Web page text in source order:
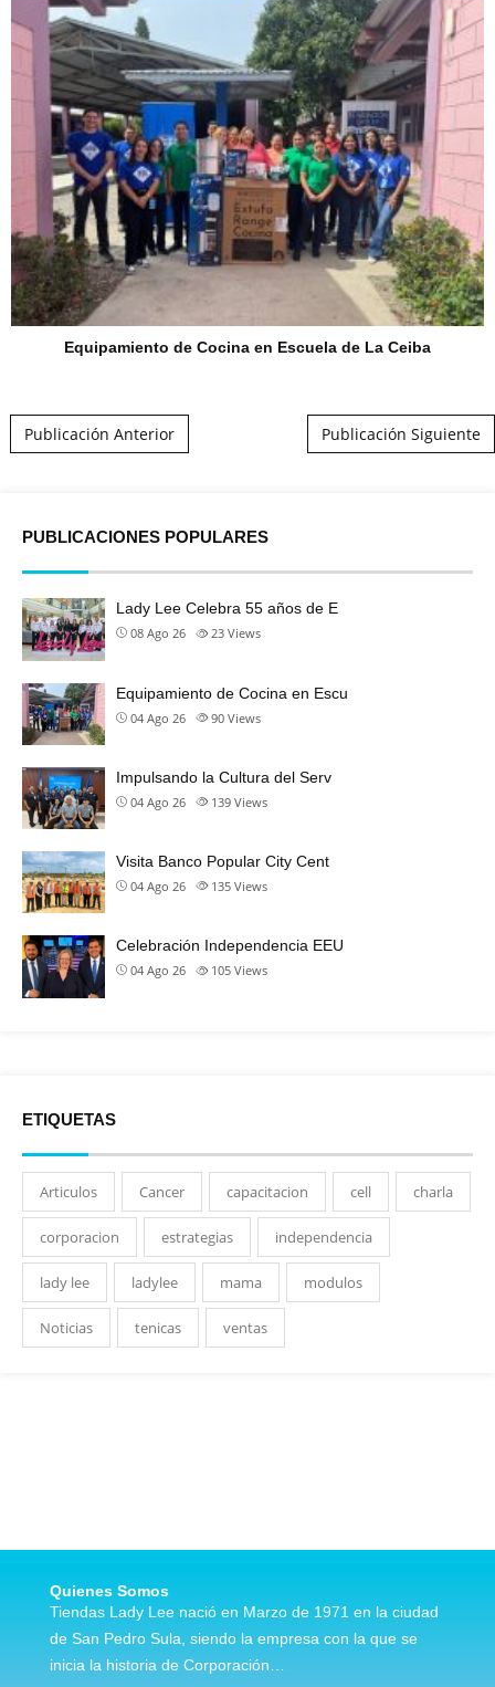
Equipamiento de Cocina en Escuela de La Ceiba
Post navigation
Publicación Anterior Publicación Siguiente
PUBLICACIONES POPULARES
Lady Lee Celebra 55 años de E
08 Ago 26 23 Views
Equipamiento de Cocina en Escu
04 Ago 26 90 Views
Impulsando la Cultura del Serv
04 Ago 26 139 Views
Visita Banco Popular City Cent
04 Ago 26 135 Views
Celebración Independencia EEU
04 Ago 26 105 Views
ETIQUETAS
Articulos Cancer capacitacion cell charla
corporacion estrategias independencia
lady lee ladylee mama modulos
Noticias tenicas ventas
Quienes Somos
Tiendas Lady Lee nació en Marzo de 1971 en la ciudad
de San Pedro Sula, siendo la empresa con la que se
inicia la historia de Corporación…